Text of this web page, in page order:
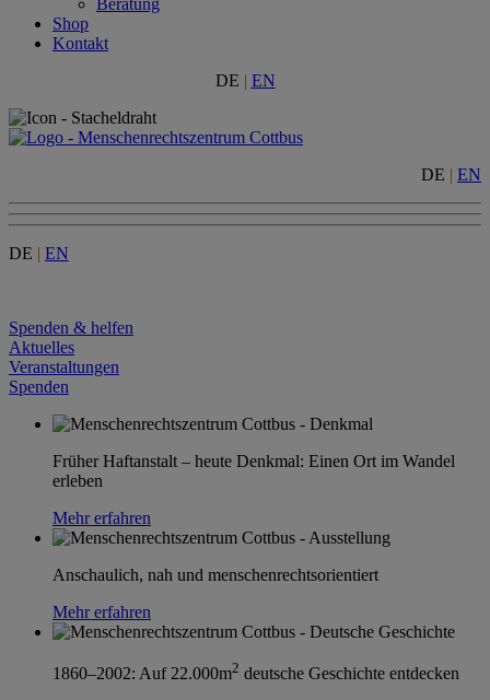
Beratung
Shop
Kontakt
DE | EN
DE | EN
DE | EN
Spenden & helfen
Aktuelles
Veranstaltungen
Spenden
Früher Haftanstalt – heute Denkmal: Einen Ort im Wandel
erleben
Mehr erfahren
Anschaulich, nah und menschenrechtsorientiert
Mehr erfahren
1860–2002: Auf 22.000m2 deutsche Geschichte entdecken